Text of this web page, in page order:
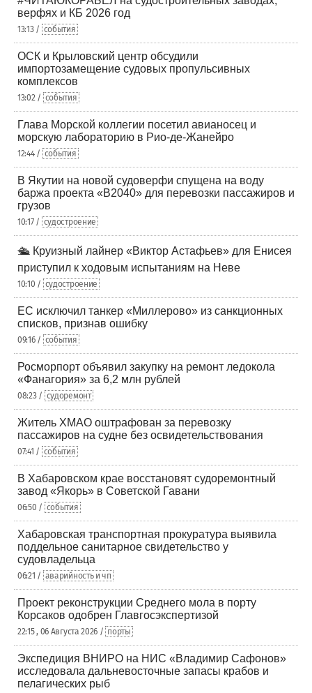
верфях и КБ 2026 год
13:13 / события
ОСК и Крыловский центр обсудили
импортозамещение судовых пропульсивных
комплексов
13:02 / события
Глава Морской коллегии посетил авианосец и
морскую лабораторию в Рио-де-Жанейро
12:44 / события
В Якутии на новой судоверфи спущена на воду
баржа проекта «В2040» для перевозки пассажиров и
грузов
10:17 / судостроение
🛳️ Круизный лайнер «Виктор Астафьев» для Енисея
приступил к ходовым испытаниям на Неве
10:10 / судостроение
ЕС исключил танкер «Миллерово» из санкционных
списков, признав ошибку
09:16 / события
Росморпорт объявил закупку на ремонт ледокола
«Фанагория» за 6,2 млн рублей
08:23 / судоремонт
Житель ХМАО оштрафован за перевозку
пассажиров на судне без освидетельствования
07:41 / события
В Хабаровском крае восстановят судоремонтный
завод «Якорь» в Советской Гавани
06:50 / события
Хабаровская транспортная прокуратура выявила
поддельное санитарное свидетельство у
судовладельца
06:21 / аварийность и чп
Проект реконструкции Среднего мола в порту
Корсаков одобрен Главгосэкспертизой
22:15 , 06 Августа 2026 / порты
Экспедиция ВНИРО на НИС «Владимир Сафонов»
исследовала дальневосточные запасы крабов и
пелагических рыб